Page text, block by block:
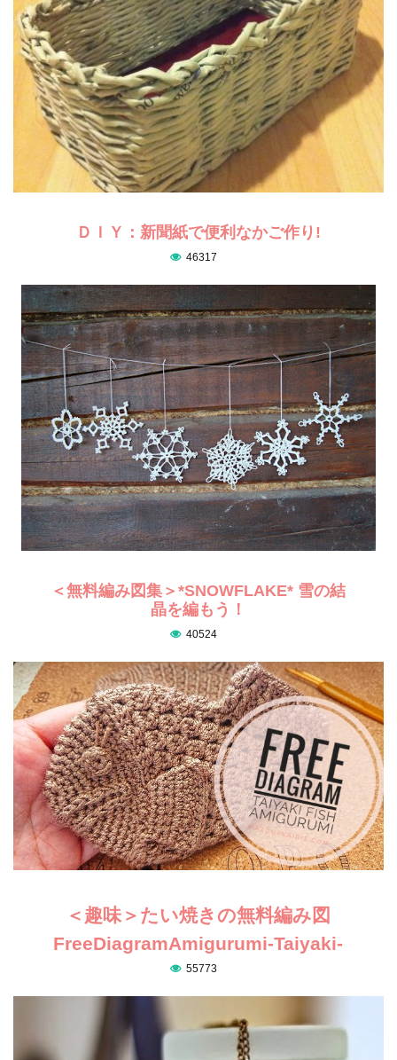
ＤＩＹ：新聞紙で便利なかご作り!
46317
＜無料編み図集＞*SNOWFLAKE* 雪の結
晶を編もう！
40524
＜趣味＞たい焼きの無料編み図
FreeDiagramAmigurumi-Taiyaki-
55773